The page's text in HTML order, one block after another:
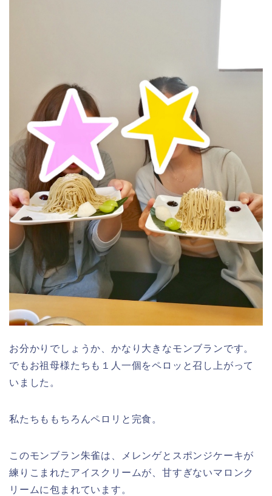
お分かりでしょうか、かなり大きなモンブランです。
でもお祖母様たちも１人一個をペロッと召し上がって
いました。
私たちももちろんペロリと完食。
このモンブラン朱雀は、メレンゲとスポンジケーキが
練りこまれたアイスクリームが、甘すぎないマロンク
リームに包まれています。